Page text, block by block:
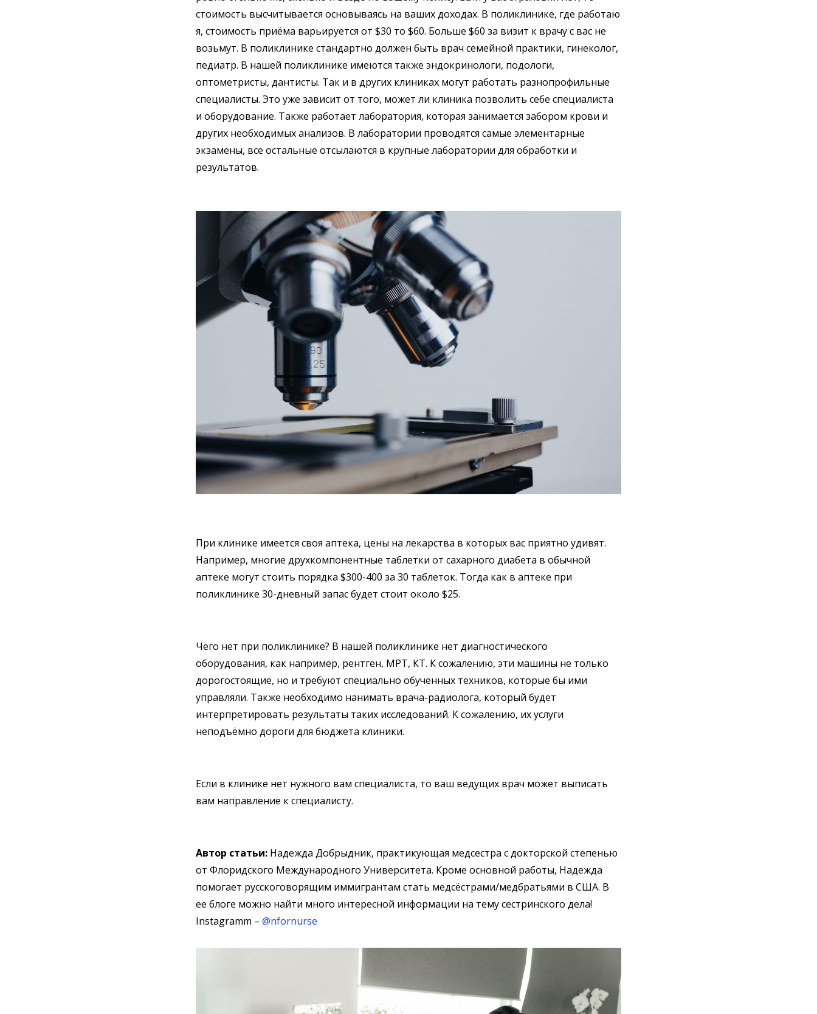
стоимость высчитывается основываясь на ваших доходах. В поликлинике, где работаю
я, стоимость приёма варьируется от $30 то $60. Больше $60 за визит к врачу с вас не
возьмут. В поликлинике стандартно должен быть врач семейной практики, гинеколог,
педиатр. В нашей поликлинике имеются также эндокринологи, подологи,
оптометристы, дантисты. Так и в других клиниках могут работать разнопрофильные
специалисты. Это уже зависит от того, может ли клиника позволить себе специалиста
и оборудование. Также работает лаборатория, которая занимается забором крови и
других необходимых анализов. В лаборатории проводятся самые элементарные
экзамены, все остальные отсылаются в крупные лаборатории для обработки и
результатов.
При клинике имеется своя аптека, цены на лекарства в которых вас приятно удивят.
Например, многие друхкомпонентные таблетки от сахарного диабета в обычной
аптеке могут стоить порядка $300-400 за 30 таблеток. Тогда как в аптеке при
поликлинике 30-дневный запас будет стоит около $25.
Чего нет при поликлинике? В нашей поликлинике нет диагностического
оборудования, как например, рентген, МРТ, КТ. К сожалению, эти машины не только
дорогостоящие, но и требуют специально обученных техников, которые бы ими
управляли. Также необходимо нанимать врача-радиолога, который будет
интерпретировать результаты таких исследований. К сожалению, их услуги
неподъёмно дороги для бюджета клиники.
Если в клинике нет нужного вам специалиста, то ваш ведущих врач может выписать
вам направление к специалисту.
Автор статьи: Надежда Добрыдник, практикующая медсестра с докторской степенью
от Флоридского Международного Университета. Кроме основной работы, Надежда
помогает русскоговорящим иммигрантам стать медсёстрами/медбратьями в США. В
ее блоге можно найти много интересной информации на тему сестринского дела!
Instagramm – @nfornurse